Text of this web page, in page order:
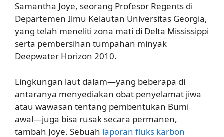
Samantha Joye, seorang Profesor Regents di
Departemen Ilmu Kelautan Universitas Georgia,
yang telah meneliti zona mati di Delta Mississippi
serta pembersihan tumpahan minyak
Deepwater Horizon 2010.
Lingkungan laut dalam—yang beberapa di
antaranya menyediakan obat penyelamat jiwa
atau wawasan tentang pembentukan Bumi
awal—juga bisa rusak secara permanen,
tambah Joye. Sebuah laporan fluks karbon